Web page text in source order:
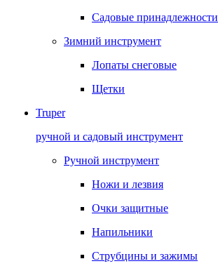
Садовые принадлежности
Зимний инструмент
Лопаты снеговые
Щетки
Truper
ручной и садовый инструмент
Ручной инструмент
Ножи и лезвия
Очки защитные
Напильники
Струбцины и зажимы